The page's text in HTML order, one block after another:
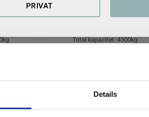
Details
Stora
Storsäckslyft Trippel -
Total kapacitet: 4500kg
PRIVAT